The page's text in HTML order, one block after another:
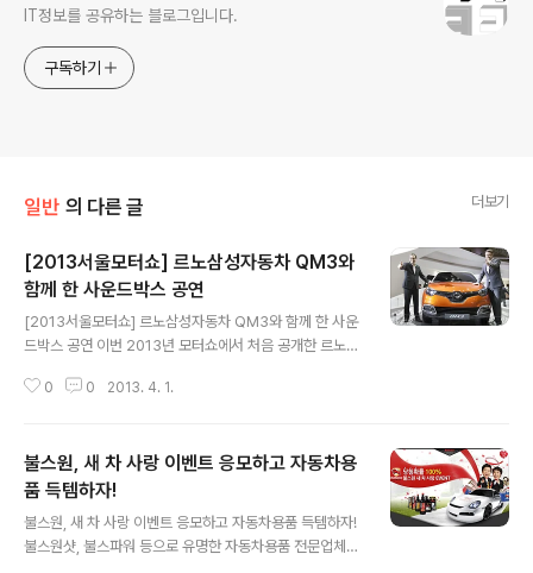
IT정보를 공유하는 블로그입니다.
구독하기
일반 의 다른 글 더보기
[2013서울모터쇼] 르노삼성자동차 QM3와
함께 한 사운드박스 공연
[2013서울모터쇼] 르노삼성자동차 QM3와 함께 한 사운
드박스 공연 이번 2013년 모터쇼에서 처음 공개한 르노삼
으로 시작되었습니다. 올 하반기 출시된 QM3는 소형SUV
국은 르노그룹의 아시아의 허브가 될 것이라고 자신하는
반덴애커 부회장은 전 세계 디자인 스튜디오 다섯곳중 파
리 다음으로 큰 규모를 자랑하는 서울 디자인 스튜디오가
르노의 디자인 부분에서 중요한 역할을 해줄 것이라 강조
했습니다. 현대나 기아등 경쟁사를 따라가는 르노 삼성이
0 0 2013. 4. 1.
불스원, 새 차 사랑 이벤트 응모하고 자동차용
품 득템하자!
불스원, 새 차 사랑 이벤트 응모하고 자동차용품 득템하자!
불스원샷, 불스파워 등으로 유명한 자동차용품 전문업체